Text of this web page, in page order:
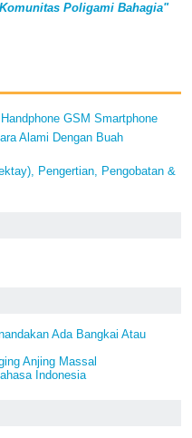
Poligami Bahagia"
GSM Smartphone
Alami Dengan Buah
Pengertian, Pengobatan &
Ada Bangkai Atau
Anjing Massal
Indonesia